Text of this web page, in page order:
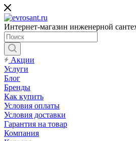
Интернет-магазин инженерной
Акции
Услуги
Блог
Бренды
Как купить
Условия оплаты
Условия доставки
Гарантия на товар
Компания